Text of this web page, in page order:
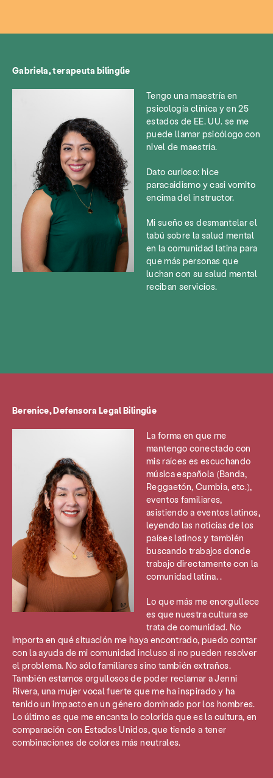
Recursos Dar
Noticias y blog Contacto
Empleo Preguntas más frecuentes Donar
Buscar KCSARC
Gabriela, terapeuta bilingüe
Tengo una maestría en
psicología clínica y en 25
estados de EE. UU. se me
puede llamar psicólogo con
nivel de maestría.
Dato curioso: hice
paracaidismo y casi vomito
encima del instructor.
Mi sueño es desmantelar el
tabú sobre la salud mental
en la comunidad latina para
que más personas que
luchan con su salud mental
reciban servicios.
Berenice, Defensora Legal Bilingüe
La forma en que me
mantengo conectado con
mis raíces es escuchando
música española (Banda,
Reggaetón, Cumbia, etc.),
eventos familiares,
asistiendo a eventos latinos,
leyendo las noticias de los
países latinos y también
buscando trabajos donde
trabajo directamente con la
comunidad latina. .
Lo que más me enorgullece
es que nuestra cultura se
trata de comunidad. No
importa en qué situación me haya encontrado, puedo contar
con la ayuda de mi comunidad incluso si no pueden resolver
el problema. No sólo familiares sino también extraños.
También estamos orgullosos de poder reclamar a Jenni
Rivera, una mujer vocal fuerte que me ha inspirado y ha
tenido un impacto en un género dominado por los hombres.
Lo último es que me encanta lo colorida que es la cultura, en
comparación con Estados Unidos, que tiende a tener
combinaciones de colores más neutrales.